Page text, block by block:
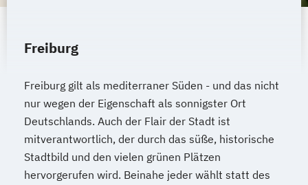
Freiburg
Freiburg gilt als mediterraner Süden - und das nicht
nur wegen der Eigenschaft als sonnigster Ort
Deutschlands. Auch der Flair der Stadt ist
mitverantwortlich, der durch das süße, historische
Stadtbild und den vielen grünen Plätzen
hervorgerufen wird. Beinahe jeder wählt statt des